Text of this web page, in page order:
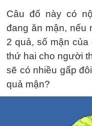
Câu đố này có
đang ăn mận, nếu
2 quả, số mận
thứ hai cho người
sẽ có nhiều gấp
quả mận?